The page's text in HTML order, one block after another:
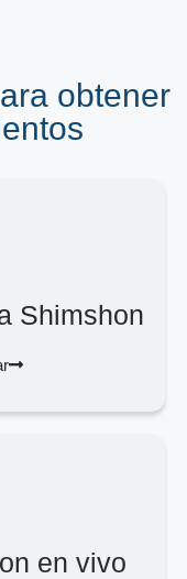
obtener
Shimshon
en vivo